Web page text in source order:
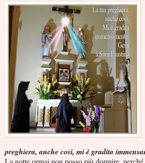
preghiera, anche così, mi è gradita
La notte ormai non posso più dormire,